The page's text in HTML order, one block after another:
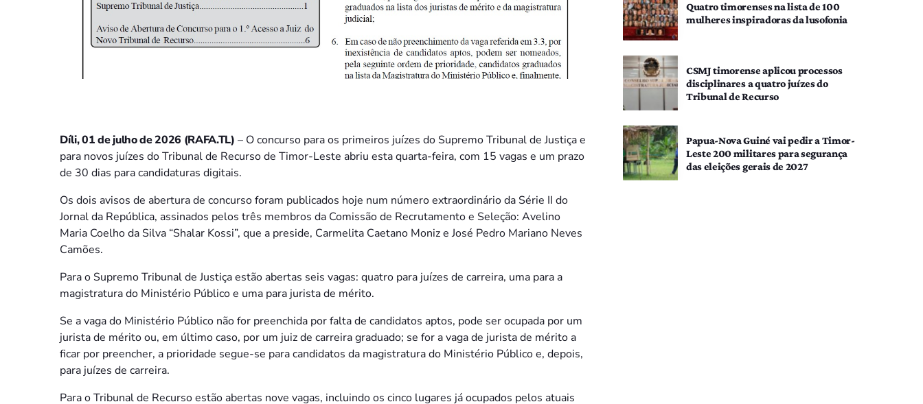
Díli, 01 de julho de 2026 (RAFA.TL) – O concurso para os primeiros juízes do Supremo Tribunal de Justiça e
para novos juízes do Tribunal de Recurso de Timor-Leste abriu esta quarta-feira, com 15 vagas e um prazo
de 30 dias para candidaturas digitais.
Os dois avisos de abertura de concurso foram publicados hoje num número extraordinário da Série II do
Jornal da República, assinados pelos três membros da Comissão de Recrutamento e Seleção: Avelino
Maria Coelho da Silva “Shalar Kossi”, que a preside, Carmelita Caetano Moniz e José Pedro Mariano Neves
Camões.
Para o Supremo Tribunal de Justiça estão abertas seis vagas: quatro para juízes de carreira, uma para a
magistratura do Ministério Público e uma para jurista de mérito.
Se a vaga do Ministério Público não for preenchida por falta de candidatos aptos, pode ser ocupada por um
jurista de mérito ou, em último caso, por um juiz de carreira graduado; se for a vaga de jurista de mérito a
ficar por preencher, a prioridade segue-se para candidatos da magistratura do Ministério Público e, depois,
para juízes de carreira.
Para o Tribunal de Recurso estão abertas nove vagas, incluindo os cinco lugares já ocupados pelos atuais
Quatro timorenses na lista de 100
mulheres inspiradoras da lusofonia
CSMJ timorense aplicou processos
disciplinares a quatro juízes do
Tribunal de Recurso
Papua-Nova Guiné vai pedir a Timor-
Leste 200 militares para segurança
das eleições gerais de 2027